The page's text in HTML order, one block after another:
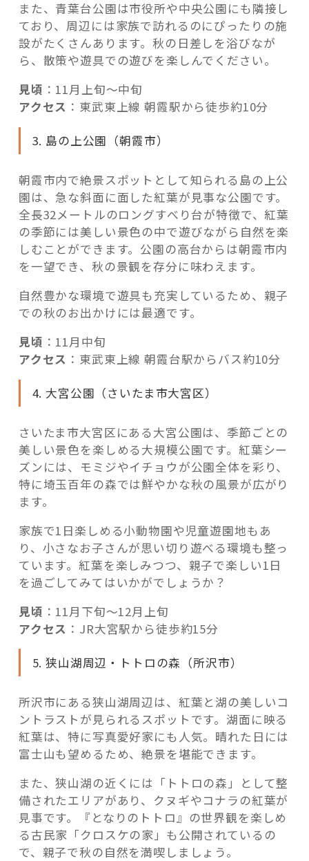
また、青葉台公園は市役所や中央公園にも隣接し
ており、周辺には家族で訪れるのにぴったりの施
設がたくさんあります。秋の日差しを浴びなが
ら、散策や遊具での遊びを楽しんでください。
見頃 ：11月上旬〜中旬
アクセス ：東武東上線 朝霞駅から徒歩約10分
3. 島の上公園（朝霞市）
朝霞市内で絶景スポットとして知られる島の上公
園は、急な斜面に面した紅葉が見事な公園です。
全長32メートルのロングすべり台が特徴で、紅葉
の季節には美しい景色の中で遊びながら自然を楽
しむことができます。公園の高台からは朝霞市内
を一望でき、秋の景観を存分に味わえます。
自然豊かな環境で遊具も充実しているため、親子
での秋のお出かけには最適です。
見頃 ：11月中旬
アクセス ：東武東上線 朝霞台駅からバス約10分
4. 大宮公園（さいたま市大宮区）
さいたま市大宮区にある大宮公園は、季節ごとの
美しい景色を楽しめる大規模公園です。紅葉シー
ズンには、モミジやイチョウが公園全体を彩り、
特に埼玉百年の森では鮮やかな秋の風景が広がり
ます。
家族で1日楽しめる小動物園や児童遊園地もあ
り、小さなお子さんが思い切り遊べる環境も整っ
ています。紅葉を楽しみつつ、親子で楽しい1日
を過ごしてみてはいかがでしょうか？
見頃 ：11月下旬〜12月上旬
アクセス ：JR大宮駅から徒歩約15分
5. 狭山湖周辺・トトロの森（所沢市）
所沢市にある狭山湖周辺は、紅葉と湖の美しいコ
ントラストが見られるスポットです。湖面に映る
紅葉は、特に写真愛好家にも人気。晴れた日には
富士山も望めるため、絶景を堪能できます。
また、狭山湖の近くには「トトロの森」として整
備されたエリアがあり、クヌギやコナラの紅葉が
見事です。『となりのトトロ』の世界観を楽しめ
る古民家「クロスケの家」も公開されているの
で、親子で秋の自然を満喫しましょう。